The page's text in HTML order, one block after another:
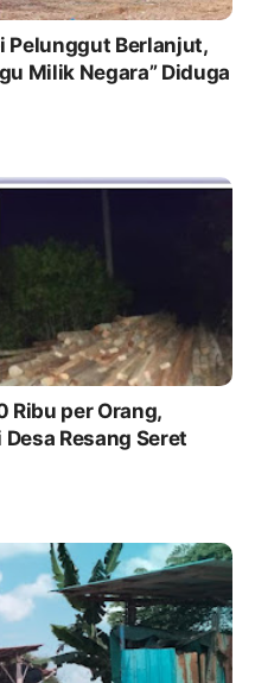
Pelunggut Berlanjut,
Milik Negara” Diduga
Ribu per Orang,
Resang Seret